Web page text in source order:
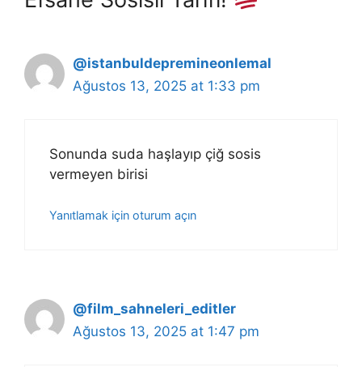
@istanbuldepremineonlemal
Ağustos 13, 2025 at 1:33 pm
Sonunda suda haşlayıp çiğ sosis
vermeyen birisi
Yanıtlamak için oturum açın
@film_sahneleri_editler
Ağustos 13, 2025 at 1:47 pm